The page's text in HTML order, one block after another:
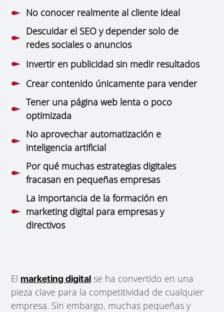
No conocer realmente al cliente ideal
Descuidar el SEO y depender solo de
redes sociales o anuncios
Invertir en publicidad sin medir resultados
Crear contenido únicamente para vender
Tener una página web lenta o poco
optimizada
No aprovechar automatización e
inteligencia artificial
Por qué muchas estrategias digitales
fracasan en pequeñas empresas
La importancia de la formación en
marketing digital para empresas y
directivos
Elmarketing digital se ha convertido en una
pieza clave para la competitividad de cualquier
empresa. Sin embargo, muchas pequeñas y